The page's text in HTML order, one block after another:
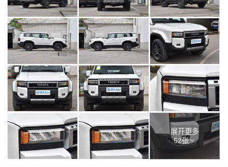
展开更多
52张